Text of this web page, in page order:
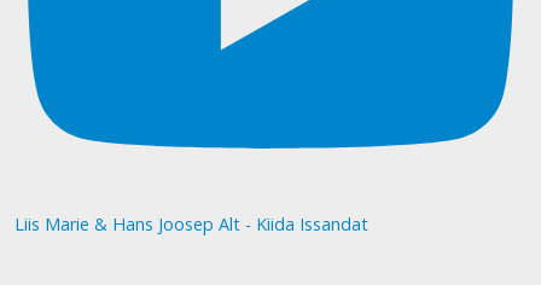
Liis Marie & Hans Joosep Alt - Kiida Issandat